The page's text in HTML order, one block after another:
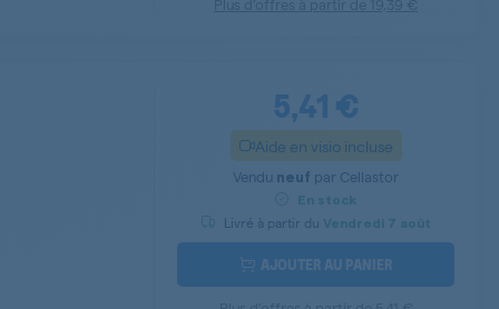
5,41 €
Aide en visio incluse
Vendu neuf par Cellastor
En stock
Livré à partir du Vendredi 7 août
AJOUTER AU PANIER